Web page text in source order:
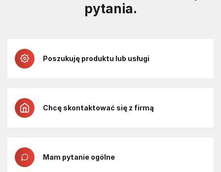
pytania.
Poszukuję produktu lub usługi
Chcę skontaktować się z firmą
Mam pytanie ogólne